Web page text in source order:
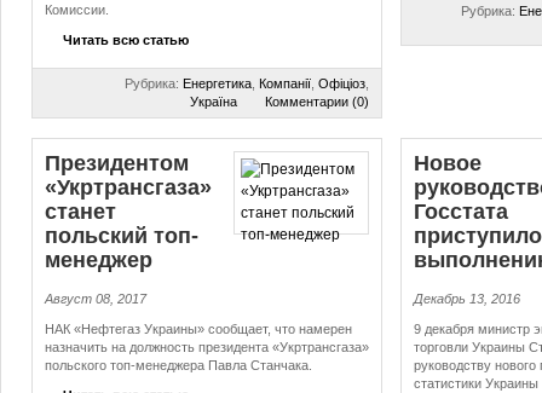
Комиссии.
Читать всю статью
Рубрика: Енергетика Компанії Офіціоз
Україна
Комментарии (0)
Рубрика:
Президентом
«Укртрансгаза»
станет
польский топ-
менеджер
Август 08, 2017
НАК «Нефтегаз Украины» сообщает, что намерен
назначить на должность президента «Укртрансгаза»
польского топ-менеджера Павла Станчака.
Новое
Госстата
Декабрь 13, 2016
9 декабря министр
торговли Украины
руководству
статистики